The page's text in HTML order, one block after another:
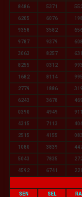
8486 5371
6205 6076
9358 3582
9787 9379
3063 8257
8255 0312
1682 8114
2779 1886
6243 3678
0390 4949
4315 7113
2515 4155
1080 3839
5043 7835
4592 6741
SEN SEL